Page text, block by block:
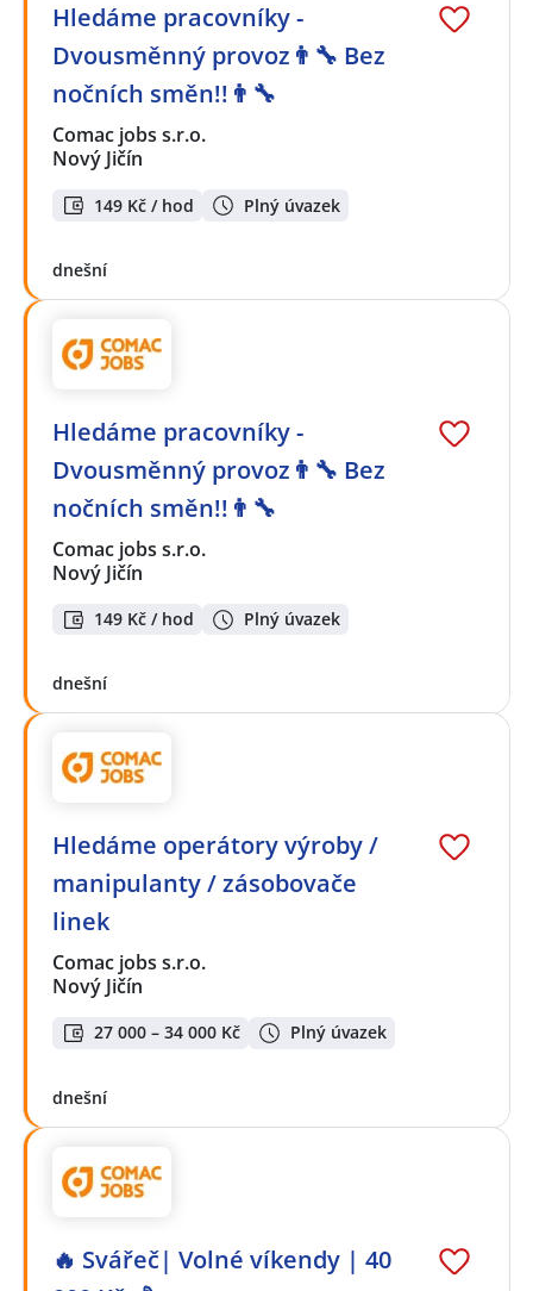
Hledáme pracovníky -
Dvousměnný provoz👨‍🔧 Bez
nočních směn!!👨‍🔧
Comac jobs s.r.o.
Nový Jičín
149 Kč / hod Plný úvazek
dnešní
Hledáme pracovníky -
Dvousměnný provoz👨‍🔧 Bez
nočních směn!!👨‍🔧
Comac jobs s.r.o.
Nový Jičín
149 Kč / hod Plný úvazek
dnešní
Hledáme operátory výroby /
manipulanty / zásobovače
linek
Comac jobs s.r.o.
Nový Jičín
27 000 – 34 000 Kč Plný úvazek
dnešní
🔥 Svářeč| Volné víkendy | 40